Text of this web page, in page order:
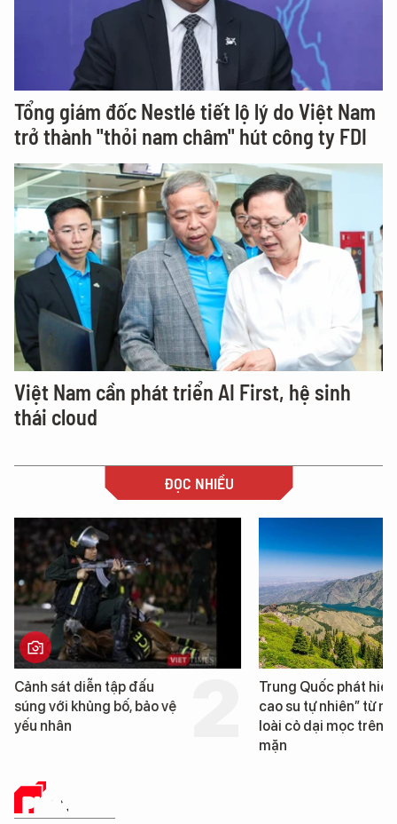
Tổng giám đốc Nestlé tiết lộ lý do Việt Nam
trở thành "thỏi nam châm" hút công ty FDI
Việt Nam cần phát triển AI First, hệ sinh
thái cloud
ĐỌC NHIỀU
tập đấu
bố, bảo vệ
Trung Quốc phát hiện “mỏ
cao su tự nhiên” từ một
loài cỏ dại mọc trên đất
PHÂN TÍCH